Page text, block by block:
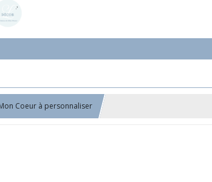
Coeur à personnaliser